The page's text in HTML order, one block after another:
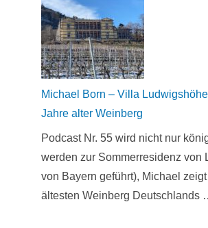
Michael Born – Villa
Jahre alter Weinberg
Podcast Nr. 55 wird nicht nur
werden zur Sommerresidenz von
von Bayern geführt), Michael
ältesten Weinberg Deutschlands